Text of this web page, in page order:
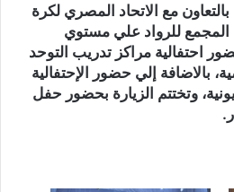
وتنفيذ مبادرة Her world بالتعاون مع الاتحاد المصري لكرة
المجمع للرواد علي مستوي
احتفالية مراكز تدريب التوحد
بالاضافة إلي حضور الإحتفالية
الكبري بمناسبة أعياد 30 يونية، وتختتم الزيارة بحضور حفل